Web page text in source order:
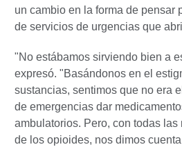
un cambio en la forma de pensar
de servicios de urgencias que
"No estábamos sirviendo bien a
expresó. "Basándonos en el
sustancias, sentimos que no era
de emergencias dar
ambulatorios. Pero, con todas
de los opioides, nos dimos